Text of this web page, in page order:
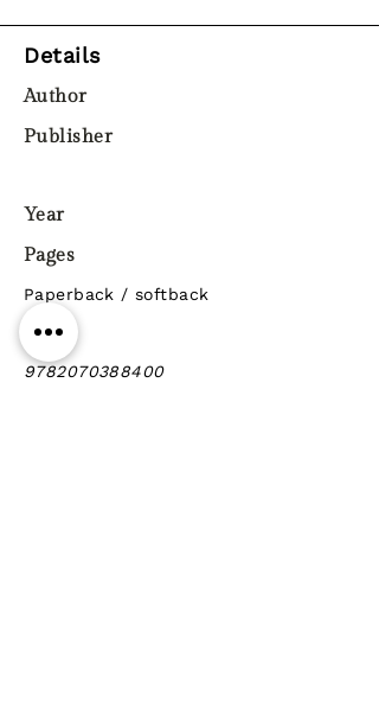
Details
Author
Publisher
Year
Pages
Paperback / softback
ISBN
9782070388400